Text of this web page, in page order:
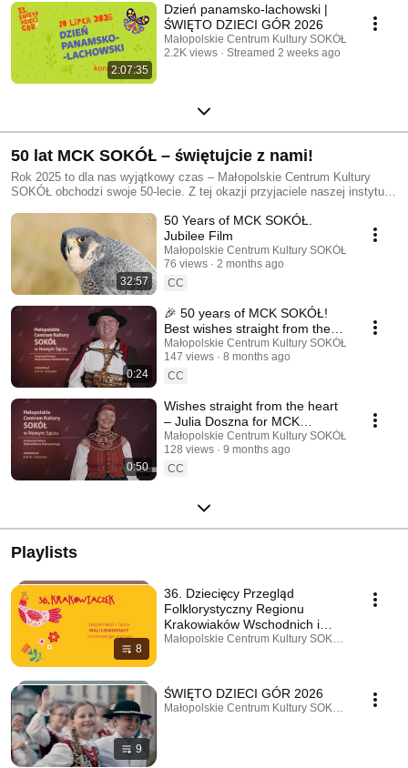
2:07:35
Dzień panamsko-lachowski |
ŚWIĘTO DZIECI GÓR 2026
Małopolskie Centrum Kultury SOKÓŁ
2.2K views
Streamed 2 weeks ago
50 lat MCK SOKÓŁ – świętujcie z nami!
Rok 2025 to dla nas wyjątkowy czas – Małopolskie Centrum Kultury
SOKÓŁ obchodzi swoje 50-lecie. Z tej okazji przyjaciele naszej instytucji
specjalnych nagrań i wspólnego świętowania tego niezwykłego
jubileuszu.
32:57
50 Years of MCK SOKÓŁ.
Jubilee Film
Małopolskie Centrum Kultury SOKÓŁ
76 views
2 months ago
CC
0:24
🎉 50 years of MCK SOKÓŁ!
Best wishes straight from the
mountains!
Małopolskie Centrum Kultury SOKÓŁ
147 views
8 months ago
CC
0:50
Wishes straight from the heart
– Julia Doszna for MCK
SOKÓŁ!
Małopolskie Centrum Kultury SOKÓŁ
128 views
9 months ago
CC
Playlists
8
36. Dziecięcy Przegląd
Folklorystyczny Regionu
Krakowiaków Wschodnich i
Pogórza Ciężkowickiego
Małopolskie Centrum Kultury SOKÓŁ · Playlist
9
ŚWIĘTO DZIECI GÓR 2026
Małopolskie Centrum Kultury SOKÓŁ · Playlist